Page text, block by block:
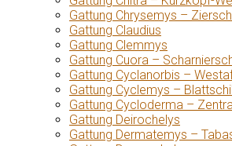
Gattung Chrysemys –
Gattung Claudius
Gattung Clemmys
Gattung Cuora –
Gattung Cyclanorbis –
Gattung Cyclemys –
Gattung Cycloderma –
Gattung Deirochelys
Gattung Dermatemys –